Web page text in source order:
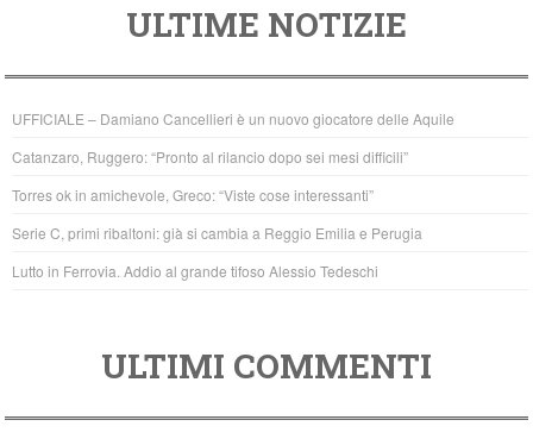
e
b
o
o
k
er
at
s
A
p
p
ULTIME NOTIZIE
UFFICIALE – Damiano Cancellieri è un nuovo giocatore delle Aquile
Catanzaro, Ruggero: “Pronto al rilancio dopo sei mesi difficili”
Torres ok in amichevole, Greco: “Viste cose interessanti”
Serie C, primi ribaltoni: già si cambia a Reggio Emilia e Perugia
Lutto in Ferrovia. Addio al grande tifoso Alessio Tedeschi
ULTIMI COMMENTI